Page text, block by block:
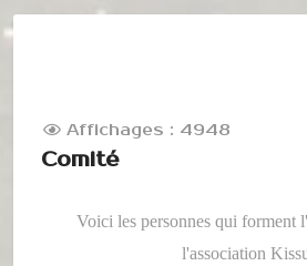
Affichages : 4948
Comité
Voici les personnes qui forment
l'association